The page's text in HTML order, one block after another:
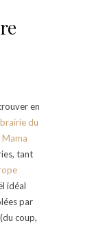
en
du
Mama
tant
idéal
par
coup,